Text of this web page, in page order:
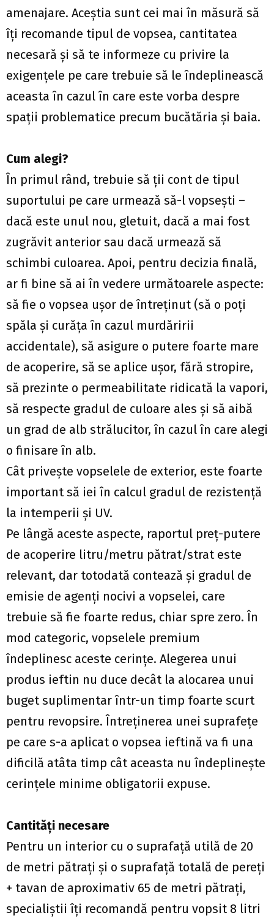
amenajare. Aceştia sunt cei mai în măsură să
îți recomande tipul de vopsea, cantitatea
necesară şi să te informeze cu privire la
exigenţele pe care trebuie să le îndeplinească
aceasta în cazul în care este vorba despre
spaţii problematice precum bucătăria şi baia.
Cum alegi?
În primul rând, trebuie să ţii cont de tipul
suportului pe care urmează să-l vopsești –
dacă este unul nou, gletuit, dacă a mai fost
zugrăvit anterior sau dacă urmează să
schimbi culoarea. Apoi, pentru decizia finală,
ar fi bine să ai în vedere următoarele aspecte:
să fie o vopsea uşor de întreţinut (să o poţi
spăla şi curăţa în cazul murdăririi
accidentale), să asigure o putere foarte mare
de acoperire, să se aplice uşor, fără stropire,
să prezinte o permeabilitate ridicată la vapori,
să respecte gradul de culoare ales şi să aibă
un grad de alb strălucitor, în cazul în care alegi
o finisare în alb.
Cât priveşte vopselele de exterior, este foarte
important să iei în calcul gradul de rezistenţă
la intemperii şi UV.
Pe lângă aceste aspecte, raportul preţ-putere
de acoperire litru/metru pătrat/strat este
relevant, dar totodată contează şi gradul de
emisie de agenţi nocivi a vopselei, care
trebuie să fie foarte redus, chiar spre zero. În
mod categoric, vopselele premium
îndeplinesc aceste cerinţe. Alegerea unui
produs ieftin nu duce decât la alocarea unui
buget suplimentar într-un timp foarte scurt
pentru revopsire. Întreţinerea unei suprafeţe
pe care s-a aplicat o vopsea ieftină va fi una
dificilă atâta timp cât aceasta nu îndeplineşte
cerinţele minime obligatorii expuse.
Cantităţi necesare
Pentru un interior cu o suprafaţă utilă de 20
de metri pătraţi şi o suprafaţă totală de pereţi
+ tavan de aproximativ 65 de metri pătraţi,
specialiştii îți recomandă pentru vopsit 8 litri